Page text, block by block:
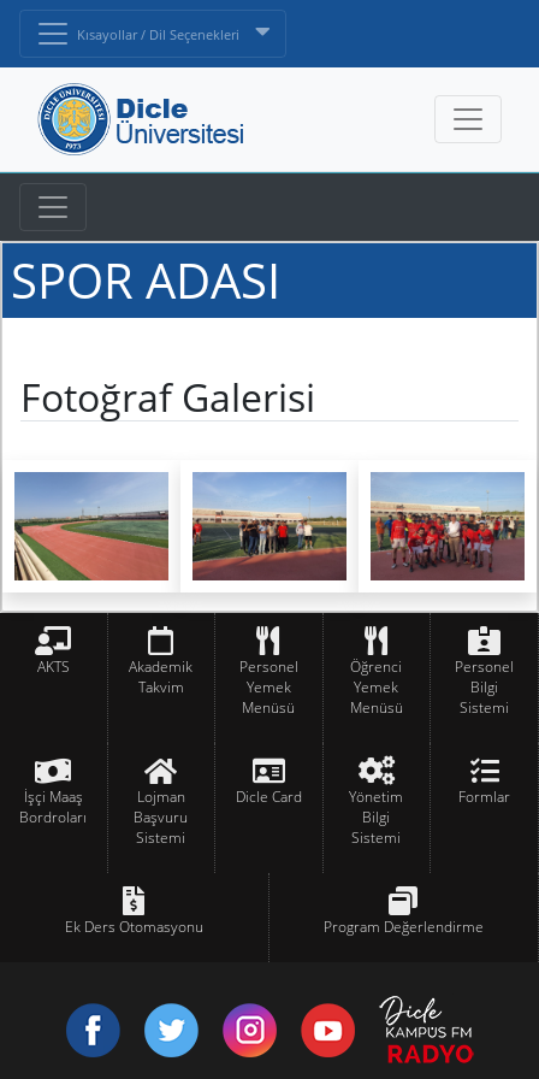
Kısayollar / Dil Seçenekleri
SPOR ADASI
Fotoğraf Galerisi
AKTS
Akademik
Takvim
Personel
Yemek
Menüsü
Öğrenci
Yemek
Menüsü
Personel
Bilgi
Sistemi
İşçi Maaş
Bordroları
Lojman
Başvuru
Sistemi
Dicle Card
Yönetim
Bilgi
Sistemi
Formlar
Ek Ders Otomasyonu Program Değerlendirme